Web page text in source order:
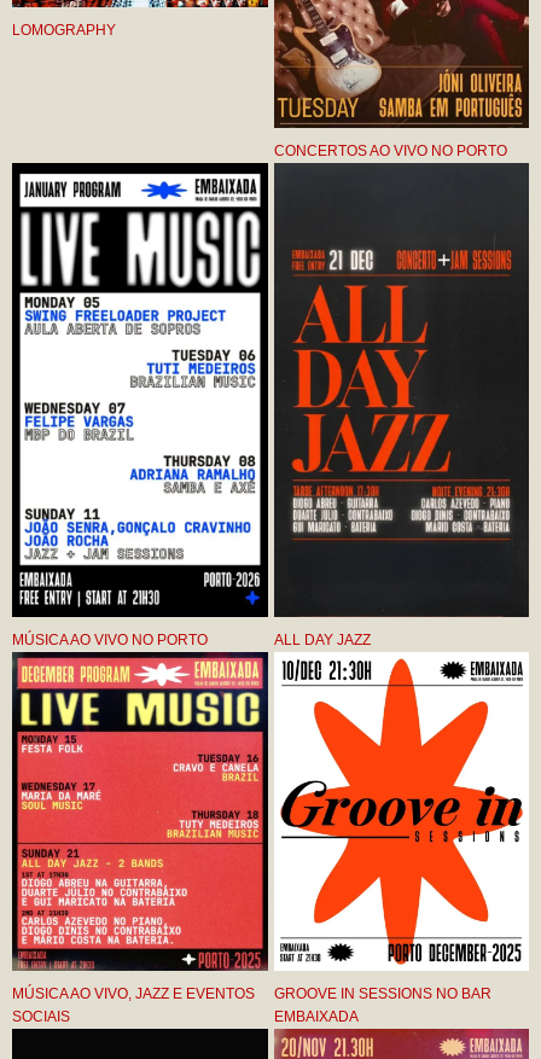
LOMOGRAPHY
CONCERTOS AO VIVO NO PORTO
MÚSICA AO VIVO NO PORTO ALL DAY JAZZ
MÚSICA AO VIVO, JAZZ E EVENTOS
SOCIAIS
GROOVE IN SESSIONS NO BAR
EMBAIXADA